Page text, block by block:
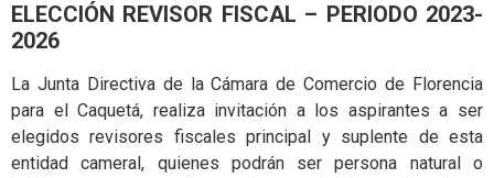
ELECCIÓN REVISOR FISCAL – PERIODO 2023-
2026
La Junta Directiva de la Cámara de Comercio de Florencia
para el Caquetá, realiza invitación a los aspirantes a ser
elegidos revisores fiscales principal y suplente de esta
entidad cameral, quienes podrán ser persona natural o